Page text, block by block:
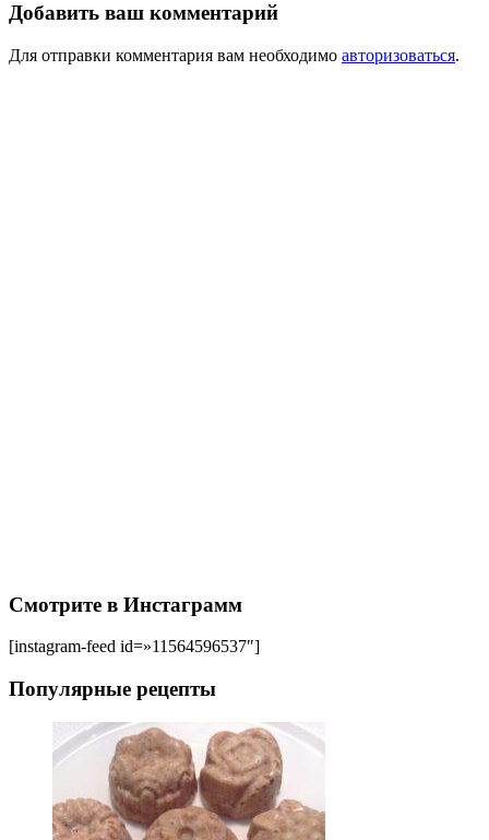
Добавить ваш комментарий
Для отправки комментария вам необходимо авторизоваться.
Смотрите в Инстаграмм
[instagram-feed id=»11564596537″]
Популярные рецепты